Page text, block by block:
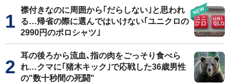
襟付きなのに周囲から｢だらしない｣と思われ
る…帰省の際に選んではいけない｢ユニクロの
2990円のポロシャツ｣
耳の後ろから流血､指の肉をごっそり食べら
れ…クマに｢猪木キック｣で応戦した36歳男性
の"数十秒間の死闘"